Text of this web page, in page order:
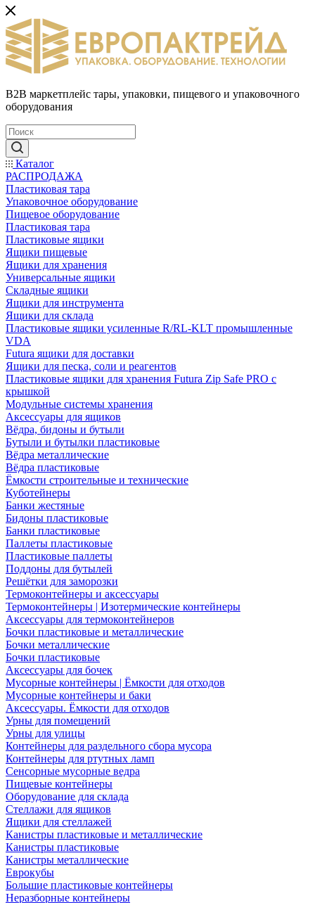
B2B маркетплейс тары, упаковки, пищевого и упаковочного
оборудования
Каталог
РАСПРОДАЖА
Пластиковая тара
Упаковочное оборудование
Пищевое оборудование
Пластиковая тара
Пластиковые ящики
Ящики пищевые
Ящики для хранения
Универсальные ящики
Складные ящики
Ящики для инструмента
Ящики для склада
Пластиковые ящики усиленные R/RL-KLT промышленные
VDA
Futura ящики для доставки
Ящики для песка, соли и реагентов
Пластиковые ящики для хранения Futura Zip Safe PRO с
крышкой
Модульные системы хранения
Аксессуары для ящиков
Вёдра, бидоны и бутыли
Бутыли и бутылки пластиковые
Вёдра металлические
Вёдра пластиковые
Ёмкости строительные и технические
Куботейнеры
Банки жестяные
Бидоны пластиковые
Банки пластиковые
Паллеты пластиковые
Пластиковые паллеты
Поддоны для бутылей
Решётки для заморозки
Термоконтейнеры и аксессуары
Термоконтейнеры | Изотермические контейнеры
Аксессуары для термоконтейнеров
Бочки пластиковые и металлические
Бочки металлические
Бочки пластиковые
Аксессуары для бочек
Мусорные контейнеры | Ёмкости для отходов
Мусорные контейнеры и баки
Аксессуары. Ёмкости для отходов
Урны для помещений
Урны для улицы
Контейнеры для раздельного сбора мусора
Контейнеры для ртутных ламп
Сенсорные мусорные ведра
Пищевые контейнеры
Оборудование для склада
Стеллажи для ящиков
Ящики для стеллажей
Канистры пластиковые и металлические
Канистры пластиковые
Канистры металлические
Еврокубы
Большие пластиковые контейнеры
Неразборные контейнеры